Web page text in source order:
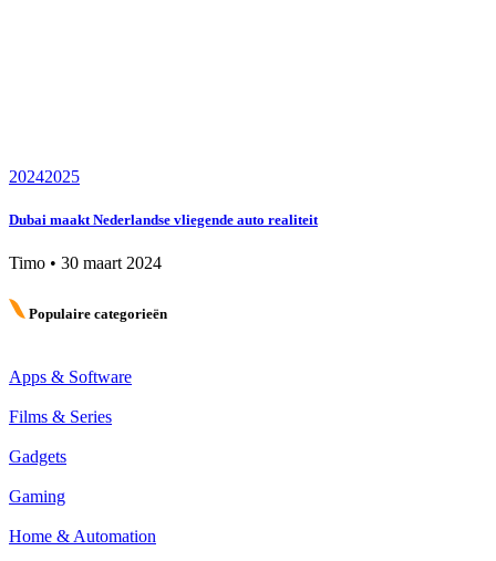
20242025
Dubai maakt Nederlandse vliegende auto realiteit
Timo • 30 maart 2024
Populaire categorieën
Apps & Software
Films & Series
Gadgets
Gaming
Home & Automation